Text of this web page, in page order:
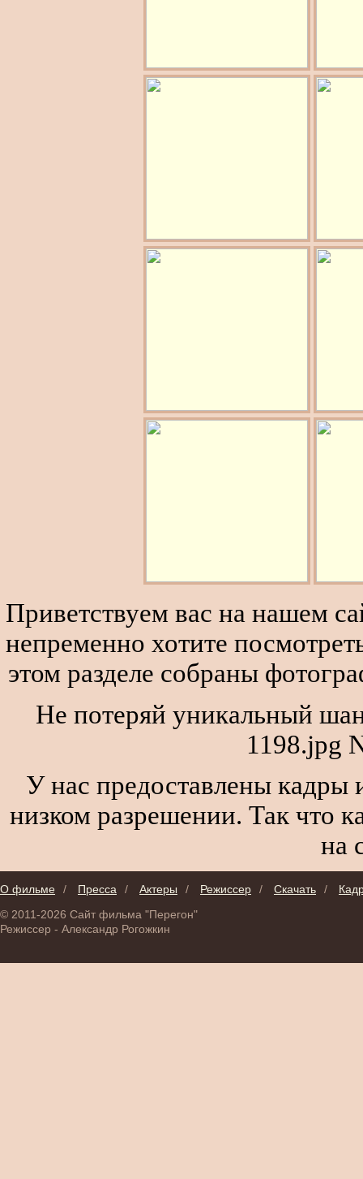
Приветствуем вас на нашем
непременно хотите
этом разделе собраны
Не потеряй уникальный
1198.jpg
У нас предоставлены кадры
низком разрешении. Так что
на
О фильме / Пресса / Актеры / Режиссер / Скачать /
© 2011-2026 Сайт фильма "Перегон"
Режиссер - Александр Рогожкин